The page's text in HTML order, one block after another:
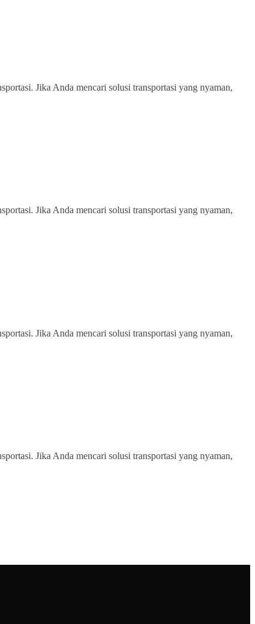
Jika Anda mencari solusi transportasi yang nyaman,
Jika Anda mencari solusi transportasi yang nyaman,
Jika Anda mencari solusi transportasi yang nyaman,
Jika Anda mencari solusi transportasi yang nyaman,